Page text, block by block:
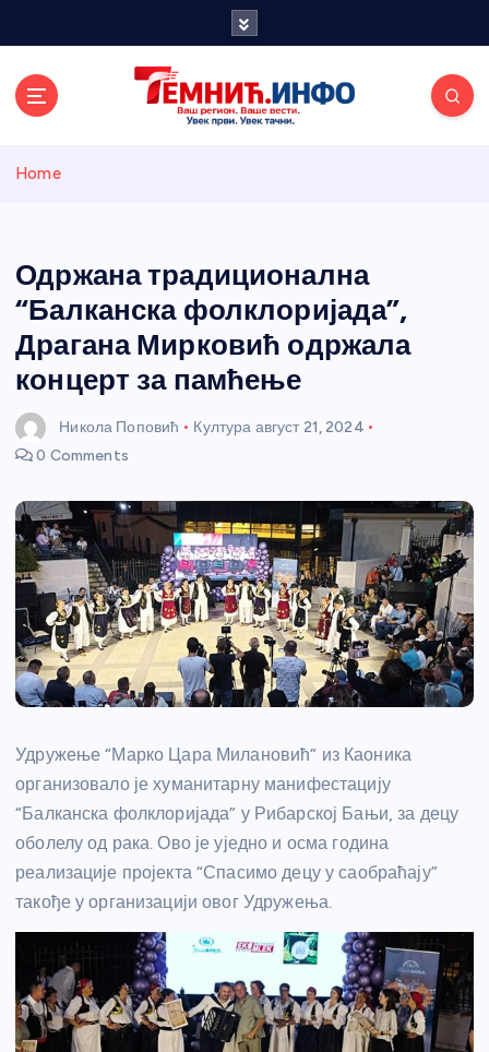
и портал
Home
Одржана традиционална
“Балканска фолклоријада”,
Драгана Мирковић одржала
концерт за памћење
Никола Поповић Култура август 21, 2024
0 Comments
Удружење “Марко Цара Милановић” из Каоника
организовало је хуманитарну манифестацију
“Балканска фолклоријада” у Рибарској Бањи, за децу
оболелу од рака. Ово је уједно и осма година
реализације пројекта “Спасимо децу у саобраћају”
такође у организацији овог Удружења.